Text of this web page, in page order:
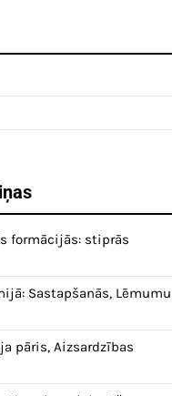
formācijās: stiprās
Sastapšanās, Lēmumu
pāris, Aizsardzības